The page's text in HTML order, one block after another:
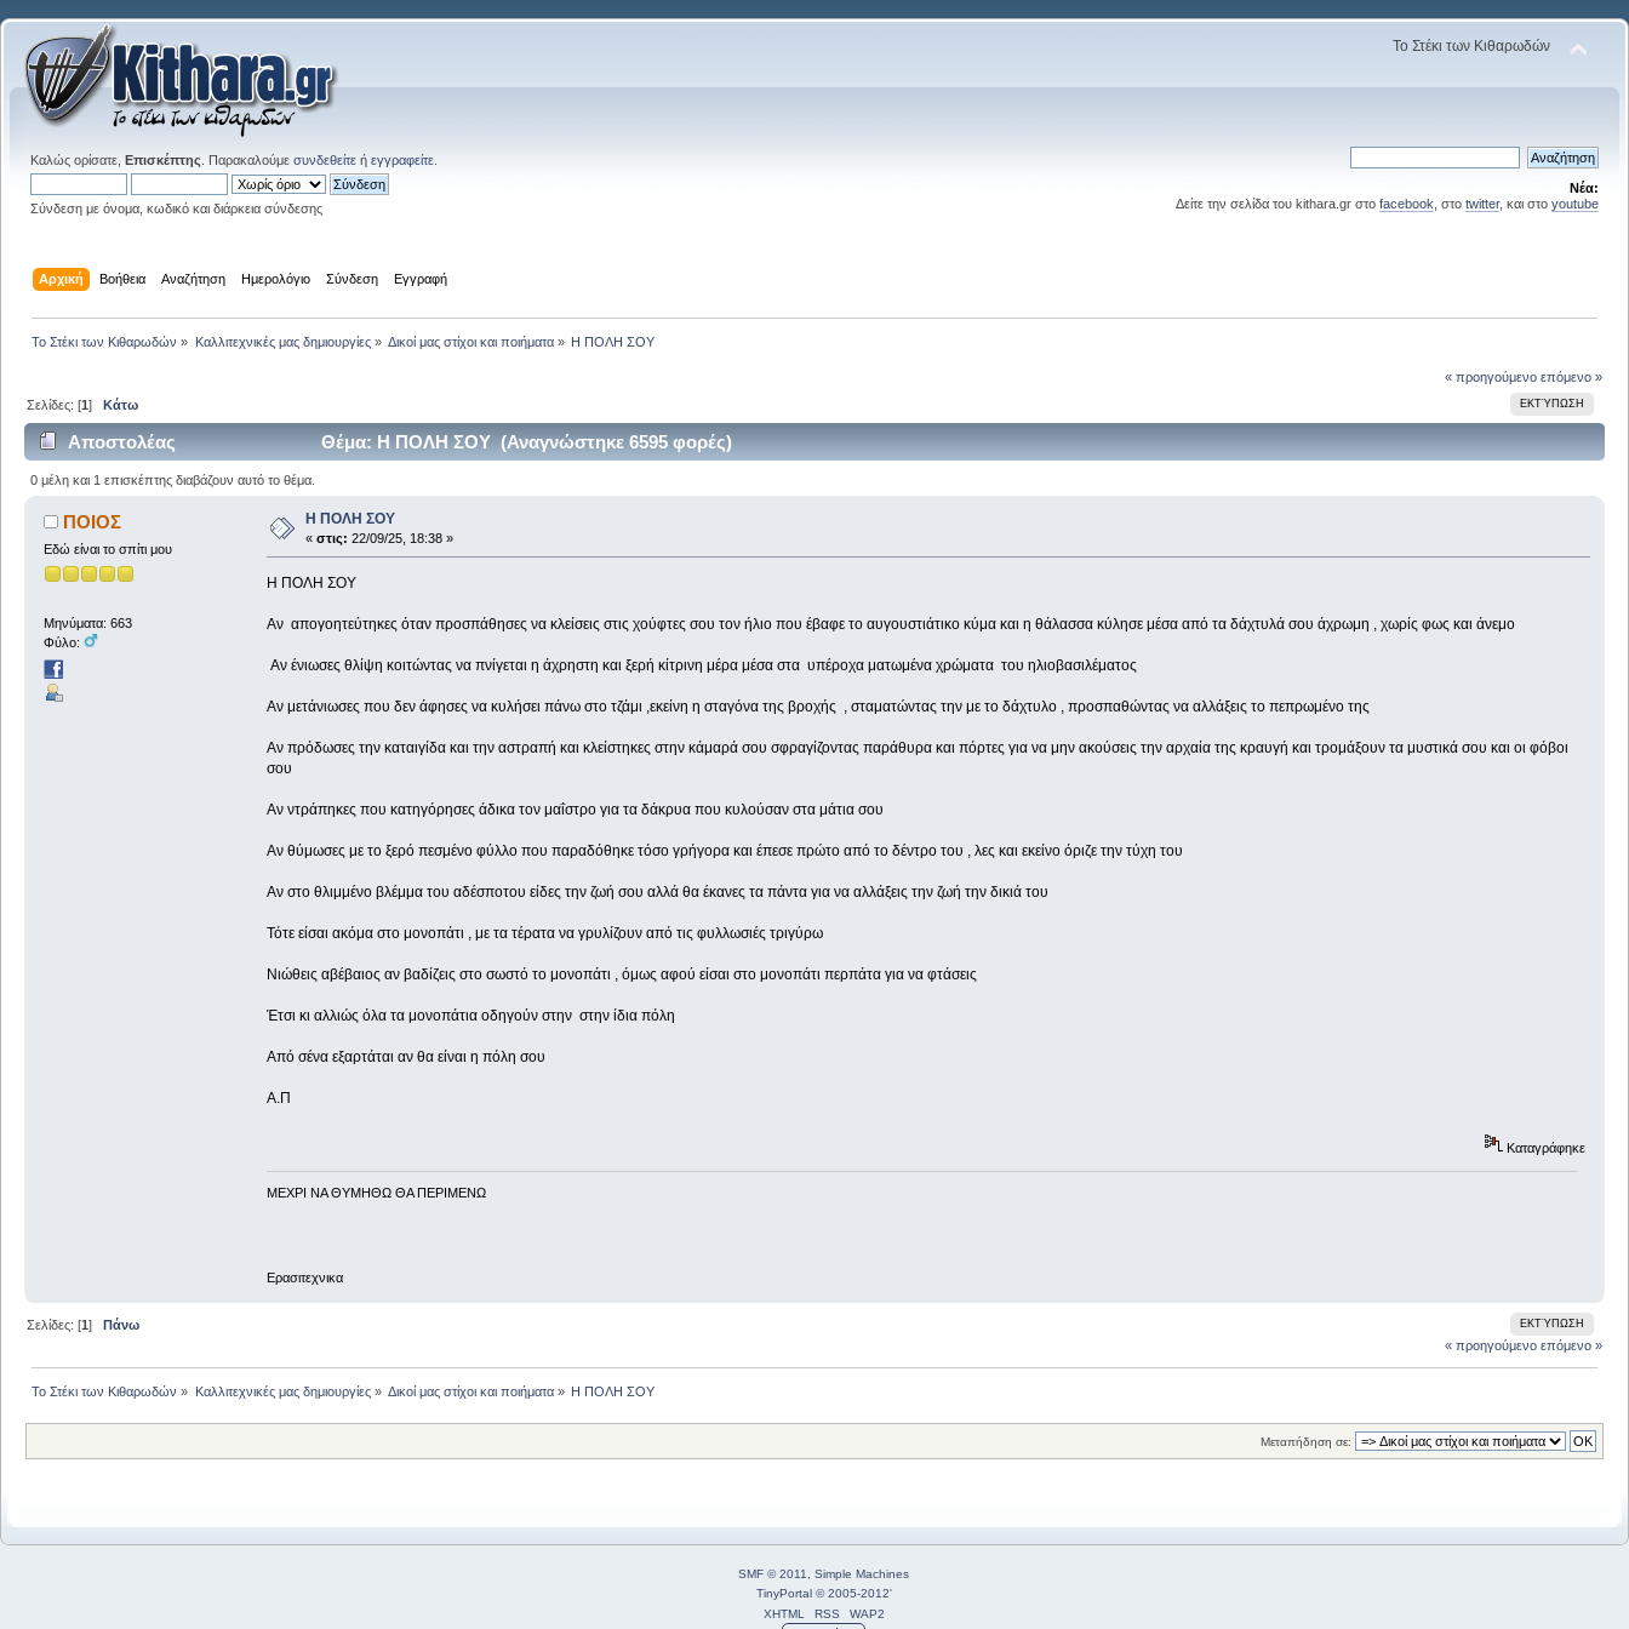
Το Στέκι των Κιθαρωδών
Καλώς ορίσατε, Επισκέπτης . Παρακαλούμε συνδεθείτε ή εγγραφείτε
Σύνδεση με όνομα, κωδικό και διάρκεια σύνδεσης
Νέα:
Δείτε την σελίδα του kithara.gr στο facebook , στο twitter, και στο youtube
Αρχική Βοήθεια Αναζήτηση Ημερολόγιο Σύνδεση Εγγραφή
Το Στέκι των Κιθαρωδών » Καλλιτεχνικές μας δημιουργίες» Δικοί μας στίχοι και ποιήματα» Η ΠΟΛΗ ΣΟΥ
« προηγούμενο επόμενο »
ΕΚΤΎΠΩΣΗ
Σελίδες: [1]Κάτω
Αποστολέας Θέμα: Η ΠΟΛΗ ΣΟΥ (Αναγνώστηκε 6595 φορές)
0 μέλη και 1 επισκέπτης διαβάζουν αυτό το θέμα.
ΠΟΙΟΣ
Εδώ είναι το σπίτι μου
Μηνύματα: 663
Φύλο:
Η ΠΟΛΗ ΣΟΥ
« στις: 22/09/25, 18:38 »
Η ΠΟΛΗ ΣΟΥ
Αν απογοητεύτηκες όταν προσπάθησες να κλείσεις στις χούφτες σου τον ήλιο που έβαφε το αυγουστιάτικο κύμα και η θάλασσα κύλησε μέσα από τα δάχτυλά σου άχρωμη , χωρίς φως και άνεμο
Αν ένιωσες θλίψη κοιτώντας να πνίγεται η άχρηστη και ξερή κίτρινη μέρα μέσα στα υπέροχα ματωμένα χρώματα του ηλιοβασιλέματος
Αν μετάνιωσες που δεν άφησες να κυλήσει πάνω στο τζάμι ,εκείνη η σταγόνα της βροχής , σταματώντας την με το δάχτυλο , προσπαθώντας να αλλάξεις το πεπρωμένο της
Αν πρόδωσες την καταιγίδα και την αστραπή και κλείστηκες στην κάμαρά σου σφραγίζοντας παράθυρα και πόρτες για να μην ακούσεις την αρχαία της κραυγή και τρομάξουν τα μυστικά σου και οι φόβοι
σου
Αν ντράπηκες που κατηγόρησες άδικα τον μαΐστρο για τα δάκρυα που κυλούσαν στα μάτια σου
Αν θύμωσες με το ξερό πεσμένο φύλλο που παραδόθηκε τόσο γρήγορα και έπεσε πρώτο από το δέντρο του , λες και εκείνο όριζε την τύχη του
Αν στο θλιμμένο βλέμμα του αδέσποτου είδες την ζωή σου αλλά θα έκανες τα πάντα για να αλλάξεις την ζωή την δικιά του
Τότε είσαι ακόμα στο μονοπάτι , με τα τέρατα να γρυλίζουν από τις φυλλωσιές τριγύρω
Νιώθεις αβέβαιος αν βαδίζεις στο σωστό το μονοπάτι , όμως αφού είσαι στο μονοπάτι περπάτα για να φτάσεις
Έτσι κι αλλιώς όλα τα μονοπάτια οδηγούν στην στην ίδια πόλη
Από σένα εξαρτάται αν θα είναι η πόλη σου
Α.Π
Καταγράφηκε
ΜΕΧΡΙ ΝΑ ΘΥΜHΘΩ ΘΑ ΠΕΡΙΜΕΝΩ
Ερασιτεχνικα
ΕΚΤΎΠΩΣΗ
Σελίδες: [1]
Πάνω
« προηγούμενο επόμενο »
Το Στέκι των Κιθαρωδών » Καλλιτεχνικές μας δημιουργίες» Δικοί μας στίχοι και ποιήματα» Η ΠΟΛΗ ΣΟΥ
Μεταπήδηση σε:
SMF © 2011, Simple Machines
TinyPortal © 2005-2012'
XHTML
RSS
WAP2